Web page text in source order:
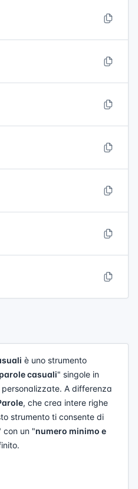
è uno strumento
parole casuali" singole in
A differenza
, che crea intere righe
strumento ti consente di
con un "numero minimo e